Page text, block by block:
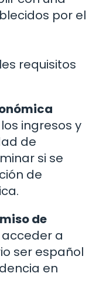
por el
requisitos
ingresos y
de
si se
de
de
a
ser español
en